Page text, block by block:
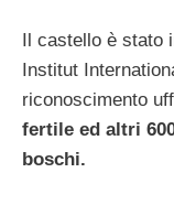
Il castello è stato
Institut
riconoscimento
fertile ed altri
boschi.